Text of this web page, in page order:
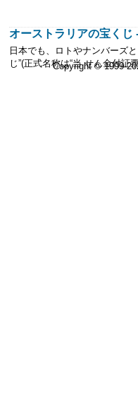
オーストラリアの宝く
日本でも、ロトやナンバーズ
じ”(正式名称は“当 せん金付証
Copyright © 1999-